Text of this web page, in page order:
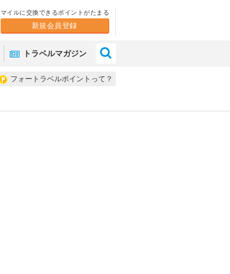
マイルに交換できるポイントがたまる
新規会員登録
トラベルマガジン
フォートラベルポイントって？